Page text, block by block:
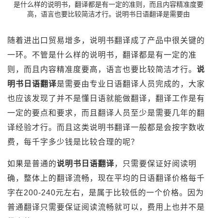
是什么样的说明书，翻译都是有一定的准则，而且内容精准度要
高，语言也要比较简洁才行。说明书日语翻译是需要由
随着进出口贸易增多，说明书翻译成了产品中很关键的
一环。不管是什么样的说明书，翻译都是有一定的准
则，而且内容精准度要高，语言也要比较简洁才行。 说
明书日语翻译是需要由专业日语翻译人员完成的，大家
也应该发现了并不是懂日语就能做翻译，翻译工作是有
一定的要点和要求，而且翻译人员至少是需要几年的翻
译经验才行。而且这类说明书翻译一般都是会按字数收
费，每千字多少钱是比较合理的呢？
如果是普通的说明书日语翻译，只需要保证好阅读明
确，整体上的翻译流畅，现在平均的日语翻译价格每千
字在200-240元左右，是属于比较低的一个价格。因为
普通翻译只需要保证阅读流畅就可以，费用上也并不是